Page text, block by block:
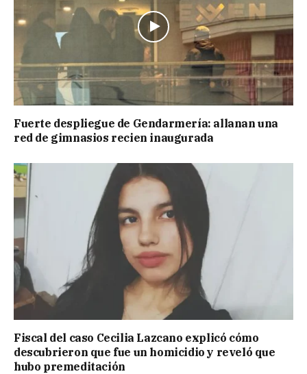
Fuerte despliegue de Gendarmería: allanan una
red de gimnasios recien inaugurada
Fiscal del caso Cecilia Lazcano explicó cómo
descubrieron que fue un homicidio y reveló que
hubo premeditación